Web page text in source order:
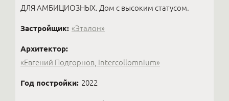
ДЛЯ АМБИЦИОЗНЫХ. Дом с высоким статусом.
Застройщик: «Эталон»
Архитектор:
«Евгений Подгорнов, Intercollomnium»
Год постройки: 2022